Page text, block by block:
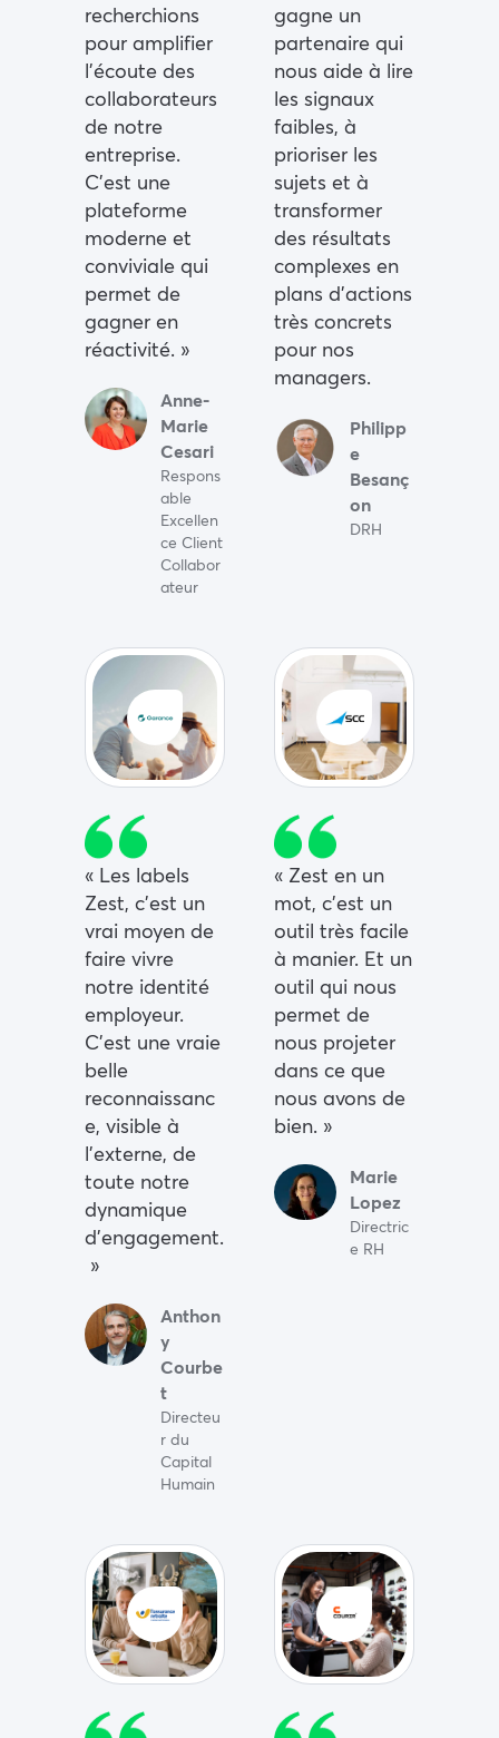
recherchions
pour amplifier
l’écoute des
collaborateurs
de notre
entreprise.
C’est une
plateforme
moderne et
conviviale qui
permet de
gagner en
réactivité. »
Anne-
Marie
Cesari
Respons
able
Excellen
ce Client
Collabor
ateur
gagne un
partenaire qui
nous aide à lire
les signaux
faibles, à
prioriser les
sujets et à
transformer
des résultats
complexes en
plans d’actions
très concrets
pour nos
managers.
Philipp
e
Besanç
on
DRH
« Les labels
Zest, c’est un
vrai moyen de
faire vivre
notre identité
employeur.
C’est une vraie
belle
reconnaissanc
e, visible à
l’externe, de
toute notre
dynamique
d’engagement.
»
Anthon
y
Courbe
t
Directeu
r du
Capital
Humain
« Zest en un
mot, c’est un
outil très facile
à manier. Et un
outil qui nous
permet de
nous projeter
dans ce que
nous avons de
bien. »
Marie
Lopez
Directric
e RH